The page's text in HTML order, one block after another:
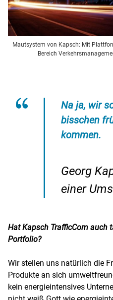
Mautsystem von Kapsch: Mit
Bereich
Na ja, wir
bisschen
kommen.
Georg
einer
Hat Kapsch TrafficCom auch
Portfolio?
Wir stellen uns natürlich die
Produkte an sich
kein energieintensives